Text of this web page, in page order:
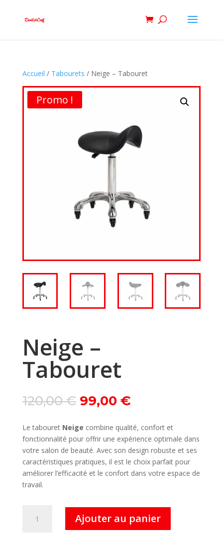
Accueil / Tabourets / Neige – Tabouret
Promo !
Neige –
Tabouret
120,00€ Le
prix
initial
était :
120,00 €.
99,00 €Le
actuel
est :
99,00 €.
Le tabouret Neige combine qualité, confort et
fonctionnalité pour offrir une expérience optimale dans
votre salon de beauté. Avec son design robuste et ses
caractéristiques pratiques, il est le choix parfait pour
améliorer l’efficacité et le confort dans votre espace de
travail.
Ajouter au panier